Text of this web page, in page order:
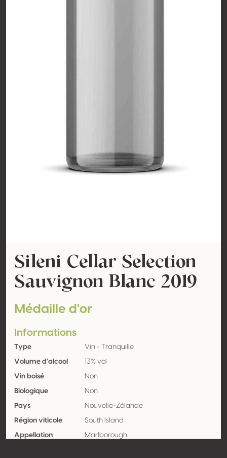
Sileni Cellar Selection
Sauvignon Blanc 2019
Médaille d'or
Informations
Type Vin - Tranquille
Volume d'alcool 13% vol
Vin boisé Non
Biologique Non
Pays Nouvelle-Zélande
Région viticole South Island
Appellation Marlborough